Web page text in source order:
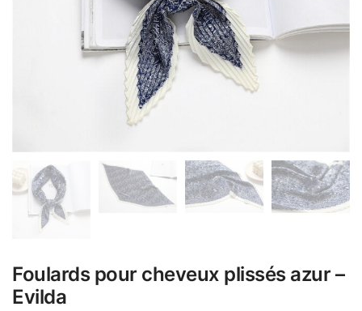
Foulards pour cheveux plissés azur –
Evilda